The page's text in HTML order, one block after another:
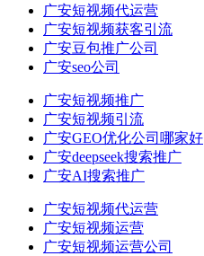
广安短视频代运营
广安短视频获客引流
广安豆包推广公司
广安seo公司
广安短视频推广
广安短视频引流
广安GEO优化公司哪家好
广安deepseek搜索推广
广安AI搜索推广
广安短视频代运营
广安短视频运营
广安短视频运营公司